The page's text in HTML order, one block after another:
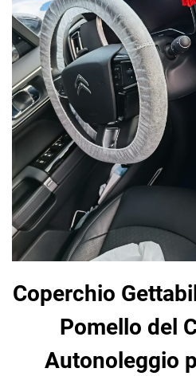
Coperchio
Pomello del
Autonoleggio